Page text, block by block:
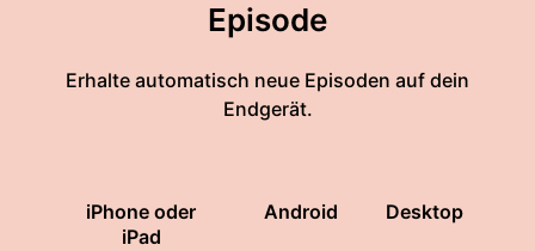
Episode
Erhalte automatisch neue Episoden auf dein
Endgerät.
iPhone oder
iPad
Android Desktop